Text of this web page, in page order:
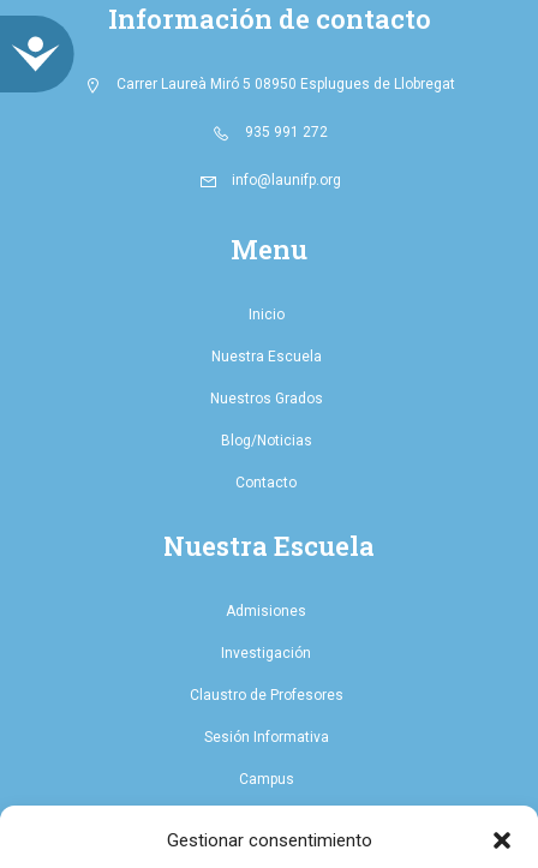
ACCESIBILIDAD
Gestionar consentimiento
Información de contacto
Carrer Laureà Miró 5 08950 Esplugues de Llobregat
935 991 272
info@launifp.org
Menu
Inicio
Nuestra Escuela
Nuestros Grados
Blog/Noticias
Contacto
Nuestra Escuela
Admisiones
Investigación
Claustro de Profesores
Sesión Informativa
Campus